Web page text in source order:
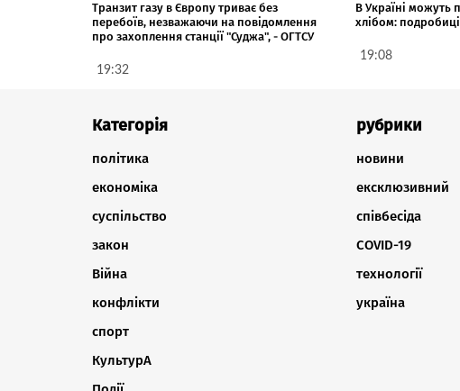
Транзит газу в Європу триває без
перебоїв, незважаючи на повідомлення
про захоплення станції "Суджа", - ОГТСУ
19:32
В Україні можуть
хлібом: подробиці
19:08
Категорія
політика
економіка
суспільство
закон
Війна
конфлікти
спорт
КультурА
рубрики
новини
ексклюзивний
співбесіда
COVID-19
технології
україна